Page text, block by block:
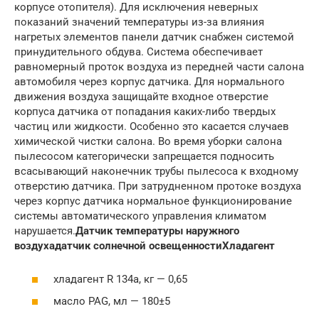
корпусе отопителя). Для исключения неверных
показаний значений температуры из-за влияния
нагретых элементов панели датчик снабжен системой
принудительного обдува. Система обеспечивает
равномерный проток воздуха из передней части салона
автомобиля через корпус датчика. Для нормального
движения воздуха защищайте входное отверстие
корпуса датчика от попадания каких-либо твердых
частиц или жидкости. Особенно это касается случаев
химической чистки салона. Во время уборки салона
пылесосом категорически запрещается подносить
всасывающий наконечник трубы пылесоса к входному
отверстию датчика. При затрудненном протоке воздуха
через корпус датчика нормальное функционирование
системы автоматического управления климатом
нарушается.Датчик температуры наружного
воздухадатчик солнечной освещенностиХладагент
хладагент R 134а, кг — 0,65
масло PAG, мл — 180±5